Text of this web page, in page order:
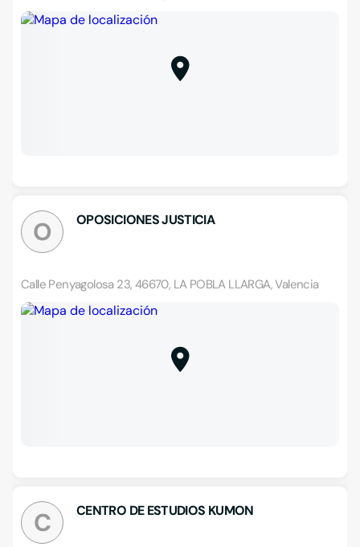
O OPOSICIONES JUSTICIA
Calle Penyagolosa 23, 46670, LA POBLA LLARGA, Valencia
C CENTRO DE ESTUDIOS KUMON